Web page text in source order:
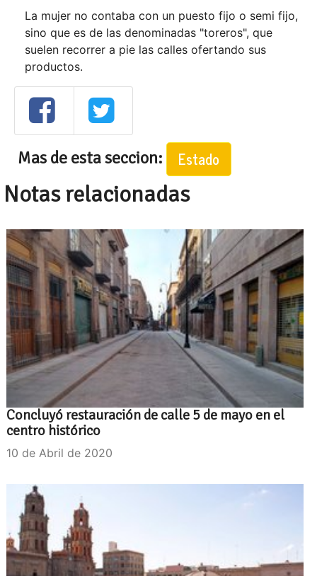
La mujer no contaba con un puesto fijo o semi fijo,
sino que es de las denominadas "toreros", que
suelen recorrer a pie las calles ofertando sus
productos.
Mas de esta seccion: Estado
Notas relacionadas
Concluyó restauración de calle 5 de mayo en el
centro histórico
10 de Abril de 2020